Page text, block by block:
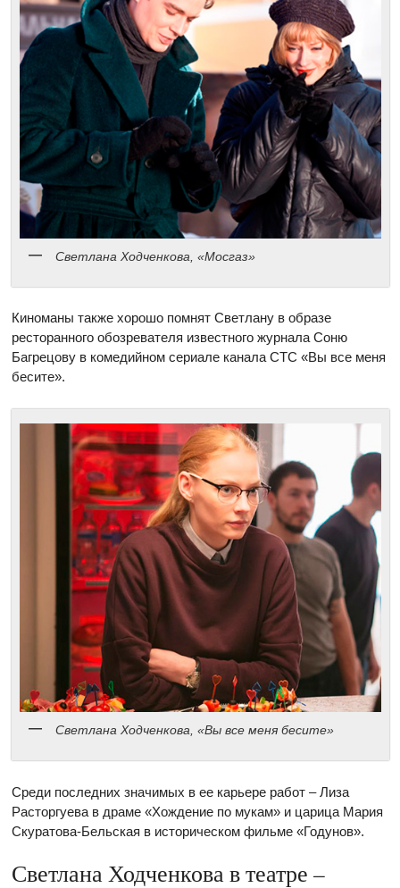
Светлана Ходченкова, «Мосгаз»
Киноманы также хорошо помнят Светлану в образе
ресторанного обозревателя известного журнала Соню
Багрецову в комедийном сериале канала СТС «Вы все меня
бесите».
Светлана Ходченкова, «Вы все меня бесите»
Среди последних значимых в ее карьере работ – Лиза
Расторгуева в драме «Хождение по мукам» и царица Мария
Скуратова-Бельская в историческом фильме «Годунов».
Светлана Ходченкова в театре –